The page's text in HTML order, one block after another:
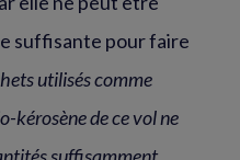
suffisante pour faire
utilisés comme
kérosène de ce vol ne